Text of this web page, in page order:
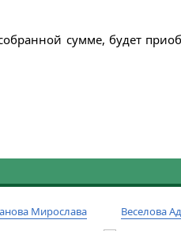
сумме, будет
Мирослава Веселова